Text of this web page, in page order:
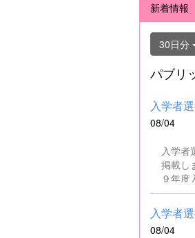
新着情報
30日分
パブリ
08/04
入学者
掲載し
９年度
高校】
委員会
するペ
08/04